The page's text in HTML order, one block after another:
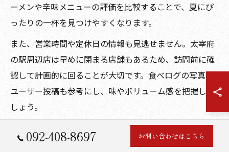
ーメンや辛味メニューの評価を比較することで、夏にぴ
ったりの一杯を見つけやすくなります。
また、営業時間や定休日の情報も見逃せません。太宰府
の駅周辺店は早めに閉まる店舗もあるため、訪問前に確
認して計画的に回ることが大切です。食べログの写真や
ユーザー投稿も参考にし、味やボリューム感を把握しま
しょう。
太宰府ラーメン夏の人気傾向を探る
092-408-8697 お問い合わせはこちら